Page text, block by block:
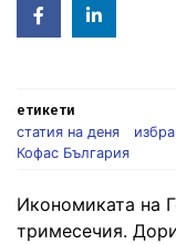
Facebook
in
етикети
статия на деня
Кофас България
Икономиката на
тримесечия.